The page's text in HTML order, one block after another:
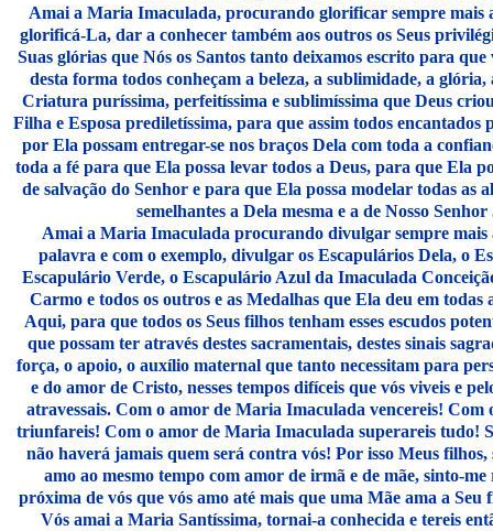
Amai a Maria Imaculada, procurando glorificar sempre mais
glorificá-La, dar a conhecer também aos outros os Seus
Suas glórias que Nós os Santos tanto deixamos escrito para que
desta forma todos conheçam a beleza, a sublimidade, a glória,
Criatura puríssima, perfeitíssima e sublimíssima que Deus
Filha e Esposa prediletíssima, para que assim todos
por Ela possam entregar-se nos braços Dela com toda a
toda a fé para que Ela possa levar todos a Deus, para que Ela
de salvação do Senhor e para que Ela possa modelar todas as
semelhantes a Dela mesma e a de Nosso
Amai a Maria Imaculada procurando divulgar sempre mais
palavra e com o exemplo, divulgar os Escapulários Dela, o
Escapulário Verde, o Escapulário Azul da Imaculada
Carmo e todos os outros e as Medalhas que Ela deu em todas
Aqui, para que todos os Seus filhos tenham esses escudos
que possam ter através destes sacramentais, destes sinais
força, o apoio, o auxílio maternal que tanto necessitam para
e do amor de Cristo, nesses tempos difíceis que vós viveis e
atravessais. Com o amor de Maria Imaculada vencereis!
triunfareis! Com o amor de Maria Imaculada superareis tudo!
não haverá jamais quem será contra vós! Por isso Meus
amo ao mesmo tempo com amor de irmã e de mãe, sinto-
próxima de vós que vós amo até mais que uma Mãe ama a
Vós amai a Maria Santíssima, tornai-a conhecida e tereis